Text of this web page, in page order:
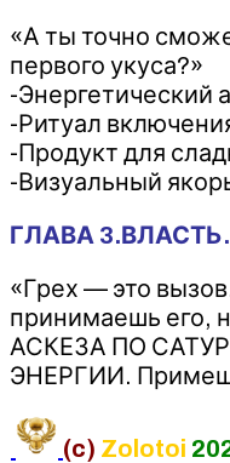
«А ты точно
первого укуса?»
-Энергетический
-Ритуал
-Продукт для
-Визуальный
ГЛАВА
«Грех — это
принимаешь его,
АСКЕЗА ПО
ЭНЕРГИИ.
(c) Zolotoi